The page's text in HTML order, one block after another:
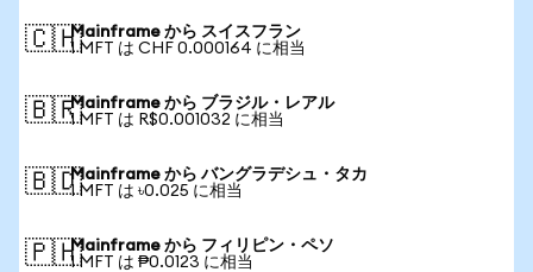
🇨🇭Mainframe から スイスフラン
1 MFT は CHF 0.000164 に相当
🇧🇷Mainframe から ブラジル・レアル
1 MFT は R$0.001032 に相当
🇧🇩Mainframe から バングラデシュ・タカ
1 MFT は ৳0.025 に相当
🇵🇭Mainframe から フィリピン・ペソ
1 MFT は ₱0.0123 に相当